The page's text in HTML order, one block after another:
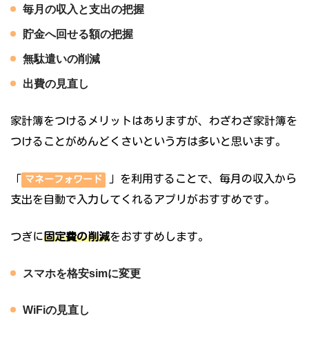
毎月の収入と支出の把握
貯金へ回せる額の把握
無駄遣いの削減
出費の見直し
家計簿をつけるメリットはありますが、わざわざ家計簿を
つけることがめんどくさいという方は多いと思います。
「 マネーフォワード
」を利用することで、毎月の収入から
支出を自動で入力してくれるアプリがおすすめです。
つぎに固定費の削減をおすすめします。
スマホを格安simに変更
WiFiの見直し